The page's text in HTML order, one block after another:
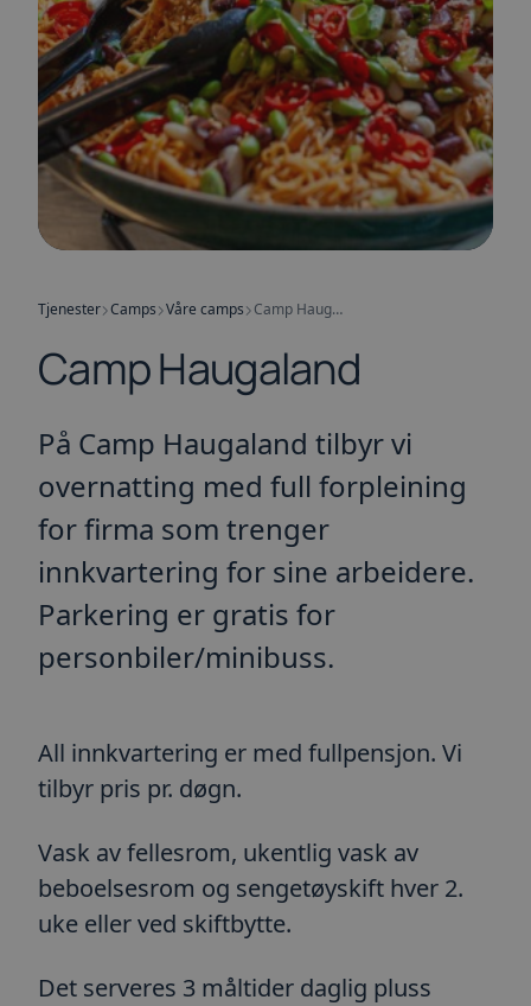
Tjenester Camps Våre camps Camp Haugaland
Camp Haugaland
På Camp Haugaland tilbyr vi
overnatting med full forpleining
for firma som trenger
innkvartering for sine arbeidere.
Parkering er gratis for
personbiler/minibuss.
All innkvartering er med fullpensjon. Vi
tilbyr pris pr. døgn.
Vask av fellesrom, ukentlig vask av
beboelsesrom og sengetøyskift hver 2.
uke eller ved skiftbytte.
Det serveres 3 måltider daglig pluss